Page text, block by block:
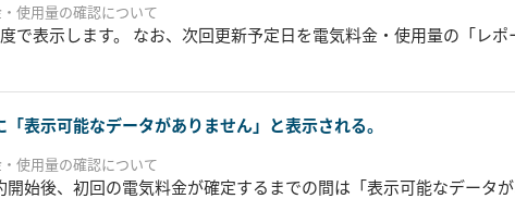
使用量の確認について
で表示します。 なお、次回更新予定日を電気料金・使用量の「レ
表示可能なデータがありません」と表示される。
使用量の確認について
始後、初回の電気料金が確定するまでの間は「表示可能なデータが